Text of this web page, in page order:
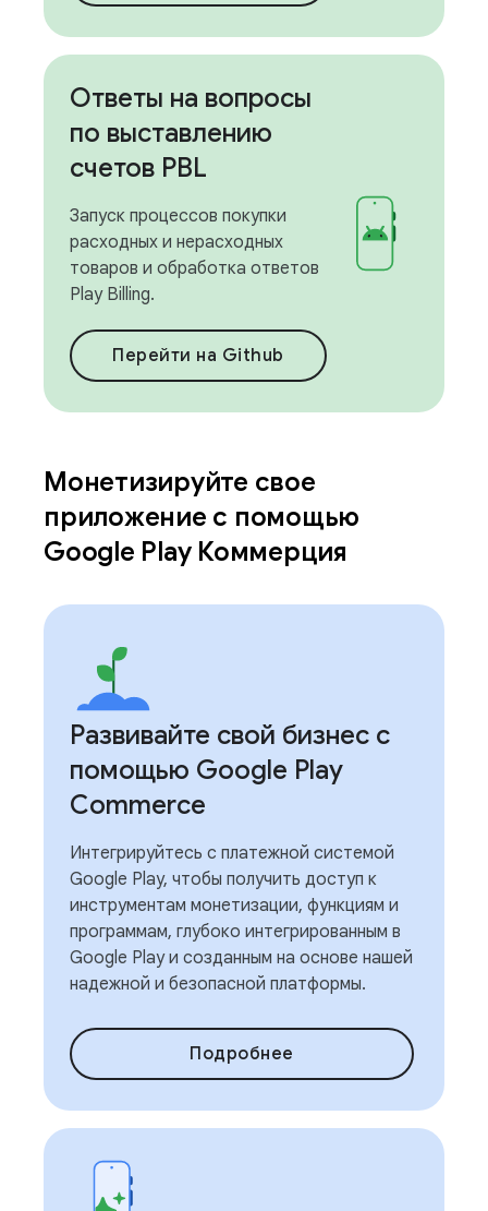
Ответы на вопросы
по выставлению
счетов PBL
Запуск процессов покупки
расходных и нерасходных
товаров и обработка ответов
Play Billing.
Перейти на Github
Монетизируйте свое
приложение с помощью
Google Play Коммерция
Развивайте свой бизнес с
помощью Google Play
Commerce
Интегрируйтесь с платежной системой
Google Play, чтобы получить доступ к
инструментам монетизации, функциям и
программам, глубоко интегрированным в
Google Play и созданным на основе нашей
надежной и безопасной платформы.
Подробнее